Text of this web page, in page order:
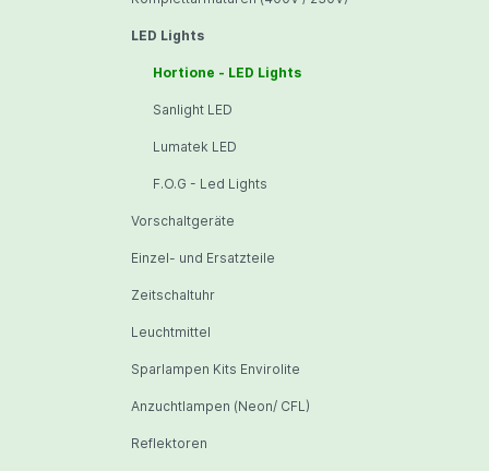
LED Lights
Hortione - LED Lights
Sanlight LED
Lumatek LED
F.O.G - Led Lights
Vorschaltgeräte
Einzel- und Ersatzteile
Zeitschaltuhr
Leuchtmittel
Sparlampen Kits Envirolite
Anzuchtlampen (Neon/ CFL)
Reflektoren